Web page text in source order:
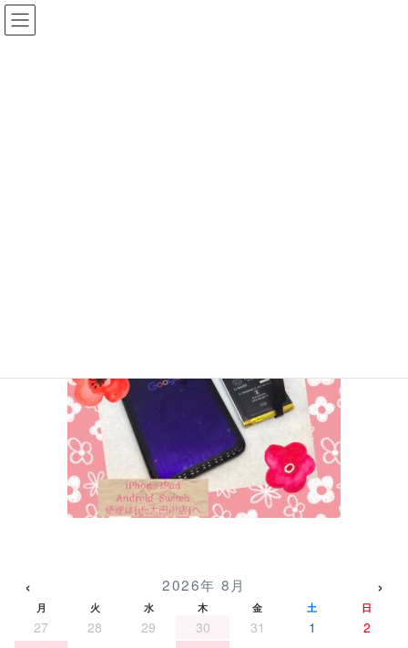
コ
ン
ナ
ビ
‹ 2026年 8月 ›
月 火 水 木 金 土 日
27 28 29 30 31 1
2